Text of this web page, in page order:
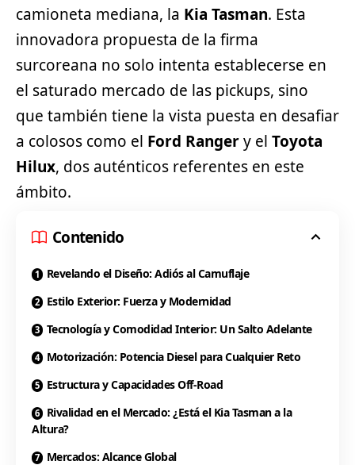
camioneta mediana, la Kia Tasman. Esta
innovadora propuesta de la firma
surcoreana no solo intenta establecerse en
el saturado mercado de las pickups, sino
que también tiene la vista puesta en desafiar
a colosos como el Ford Rangery el Toyota
Hilux, dos auténticos referentes en este
ámbito.
Contenido
Revelando el Diseño: Adiós al Camuflaje
Estilo Exterior: Fuerza y Modernidad
Tecnología y Comodidad Interior: Un Salto Adelante
Motorización: Potencia Diesel para Cualquier Reto
Estructura y Capacidades Off-Road
Rivalidad en el Mercado: ¿Está el Kia Tasman a la
Altura?
Mercados: Alcance Global